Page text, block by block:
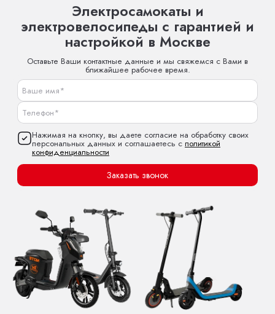
Электросамокаты и
электровелосипеды с гарантией и
настройкой в Москве
Оставьте Ваши контактные данные и мы свяжемся с Вами в
ближайшее рабочее время.
Нажимая на кнопку, вы даете согласие на обработку своих
персональных данных и соглашаетесь с политикой
конфиденциальности
Заказать звонок